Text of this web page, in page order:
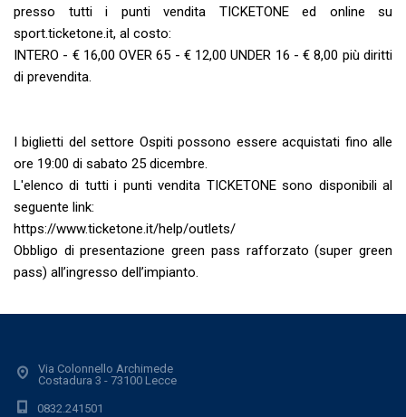
presso tutti i punti vendita TICKETONE ed online su
sport.ticketone.it, al costo:
INTERO - € 16,00 OVER 65 - € 12,00 UNDER 16 - € 8,00 più diritti
di prevendita.
I biglietti del settore Ospiti possono essere acquistati fino alle
ore 19:00 di sabato 25 dicembre.
L'elenco di tutti i punti vendita TICKETONE sono disponibili al
seguente link:
https://www.ticketone.it/help/outlets/
Obbligo di presentazione green pass rafforzato (super green
pass) all’ingresso dell’impianto.
Via Colonnello Archimede
Costadura 3 - 73100 Lecce
0832.241501